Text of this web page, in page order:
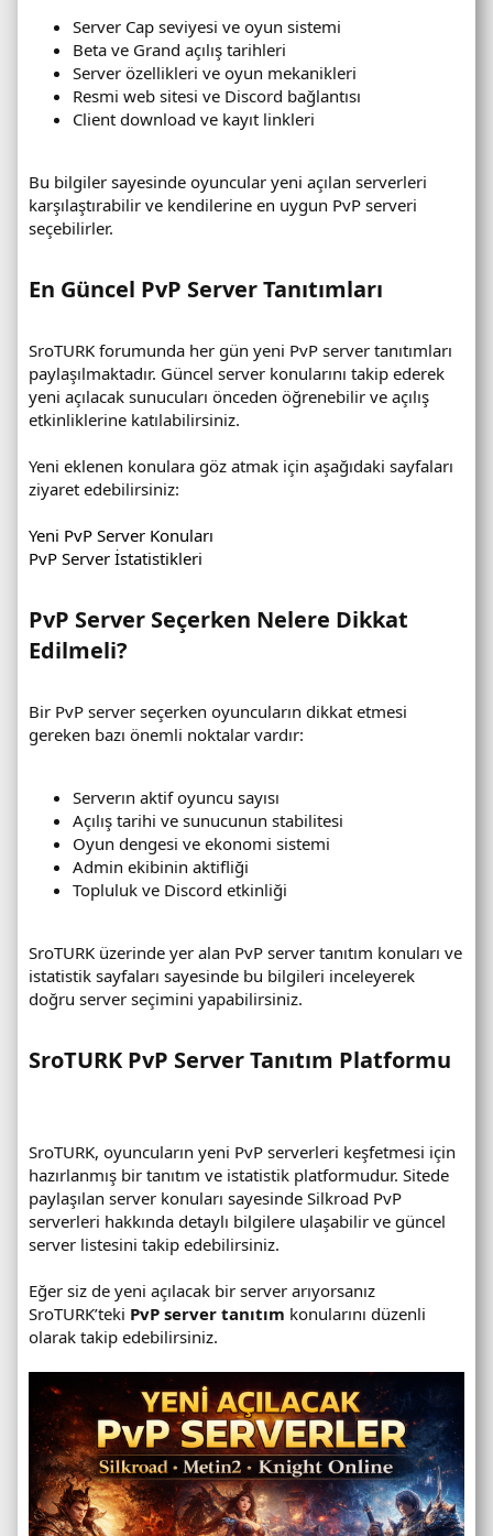
Server Cap seviyesi ve oyun sistemi
Beta ve Grand açılış tarihleri
Server özellikleri ve oyun mekanikleri
Resmi web sitesi ve Discord bağlantısı
Client download ve kayıt linkleri
Bu bilgiler sayesinde oyuncular yeni açılan serverleri
karşılaştırabilir ve kendilerine en uygun PvP serveri
seçebilirler.
En Güncel PvP Server Tanıtımları​
SroTURK forumunda her gün yeni PvP server tanıtımları
paylaşılmaktadır. Güncel server konularını takip ederek
yeni açılacak sunucuları önceden öğrenebilir ve açılış
etkinliklerine katılabilirsiniz.
Yeni eklenen konulara göz atmak için aşağıdaki sayfaları
ziyaret edebilirsiniz:
Yeni PvP Server Konuları
PvP Server İstatistikleri
PvP Server Seçerken Nelere Dikkat
Edilmeli?​
Bir PvP server seçerken oyuncuların dikkat etmesi
gereken bazı önemli noktalar vardır:
Serverın aktif oyuncu sayısı
Açılış tarihi ve sunucunun stabilitesi
Oyun dengesi ve ekonomi sistemi
Admin ekibinin aktifliği
Topluluk ve Discord etkinliği
SroTURK üzerinde yer alan PvP server tanıtım konuları ve
istatistik sayfaları sayesinde bu bilgileri inceleyerek
doğru server seçimini yapabilirsiniz.
SroTURK PvP Server Tanıtım Platformu​
SroTURK, oyuncuların yeni PvP serverleri keşfetmesi için
hazırlanmış bir tanıtım ve istatistik platformudur. Sitede
paylaşılan server konuları sayesinde Silkroad PvP
serverleri hakkında detaylı bilgilere ulaşabilir ve güncel
server listesini takip edebilirsiniz.
Eğer siz de yeni açılacak bir server arıyorsanız
SroTURK’teki PvP server tanıtım konularını düzenli
olarak takip edebilirsiniz.